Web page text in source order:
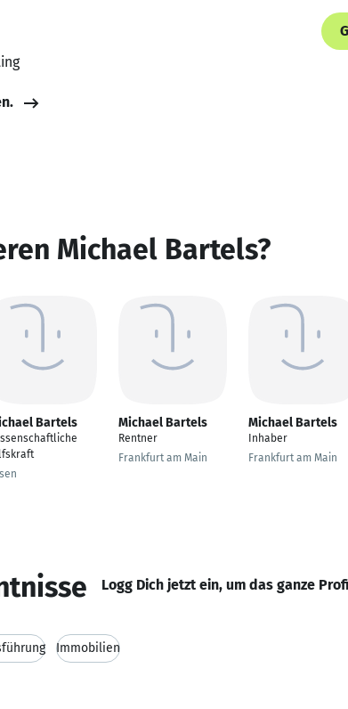
Michael Bartels?
Bartels Michael Bartels
Rentner
Frankfurt am Main
Michael Bartels
Inhaber
Frankfurt am Main
Logg Dich jetzt ein, um das ganze
Immobilien